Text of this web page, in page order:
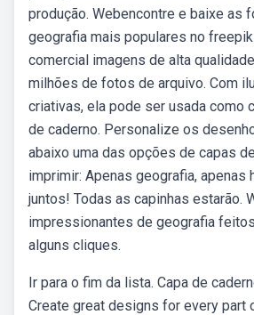
produção. Webencontre e baixe as
geografia mais populares no
comercial imagens de alta
milhões de fotos de arquivo. Com
criativas, ela pode ser usada como
de caderno. Personalize os
abaixo uma das opções de capas
imprimir: Apenas geografia, apenas
juntos! Todas as capinhas estarão.
impressionantes de geografia
alguns cliques.
Ir para o fim da lista. Capa de
Create great designs for every part